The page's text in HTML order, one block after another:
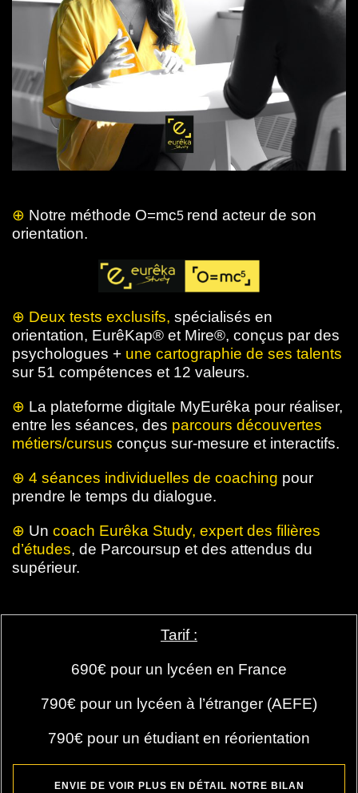
⊕ Notre méthode O=mc5 rend acteur de son
orientation.
⊕ Deux tests exclusifs, spécialisés en
orientation, EurêKap® et Mire®, conçus par des
psychologues + une cartographie de ses talents
sur 51 compétences et 12 valeurs.
⊕ La plateforme digitale MyEurêka pour réaliser,
entre les séances, des parcours découvertes
métiers/cursus conçus sur-mesure et interactifs.
⊕ 4 séances individuelles de coaching pour
prendre le temps du dialogue.
⊕ Un coach Eurêka Study, expert des filières
d’études, de Parcoursup et des attendus du
supérieur.
Tarif :
690€ pour un lycéen en France
790€ pour un lycéen à l’étranger (AEFE)
790€ pour un étudiant en réorientation
ENVIE DE VOIR PLUS EN DÉTAIL NOTRE BILAN